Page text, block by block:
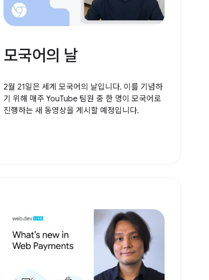
모국어의 날
2월 21일은 세계 모국어의 날입니다. 이를 기념하
기 위해 매주 YouTube 팀원 중 한 명이 모국어로
진행하는 새 동영상을 게시할 예정입니다.